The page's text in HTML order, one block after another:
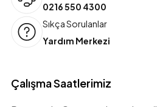
0216 550 4300
Sıkça Sorulanlar
Yardım Merkezi
Çalışma Saatlerimiz